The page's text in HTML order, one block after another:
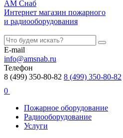
АМ Снаб
Интернет магазин пожарного
и радиооборудования
E-mail
info@amsnab.ru
Телефон
8 (499) 350-80-82 8 (499) 350-80-82
0
Пожарное оборудование
Радиооборудование
Услуги